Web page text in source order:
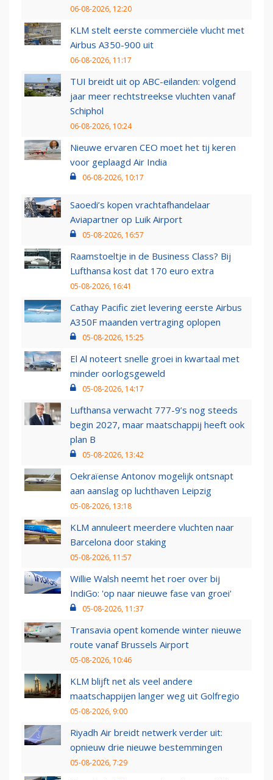
06-08-2026, 12:20
KLM stelt eerste commerciële vlucht met
Airbus A350-900 uit
06-08-2026, 11:17
TUI breidt uit op ABC-eilanden: volgend
jaar meer rechtstreekse vluchten vanaf
Schiphol
06-08-2026, 10:24
Nieuwe ervaren CEO moet het tij keren
voor geplaagd Air India
06-08-2026, 10:17
Saoedi’s kopen vrachtafhandelaar
Aviapartner op Luik Airport
05-08-2026, 16:57
Raamstoeltje in de Business Class? Bij
Lufthansa kost dat 170 euro extra
05-08-2026, 16:41
Cathay Pacific ziet levering eerste Airbus
A350F maanden vertraging oplopen
05-08-2026, 15:25
El Al noteert snelle groei in kwartaal met
minder oorlogsgeweld
05-08-2026, 14:17
Lufthansa verwacht 777-9’s nog steeds
begin 2027, maar maatschappij heeft ook
plan B
05-08-2026, 13:42
Oekraïense Antonov mogelijk ontsnapt
aan aanslag op luchthaven Leipzig
05-08-2026, 13:18
KLM annuleert meerdere vluchten naar
Barcelona door staking
05-08-2026, 11:57
Willie Walsh neemt het roer over bij
IndiGo: 'op naar nieuwe fase van groei'
05-08-2026, 11:37
Transavia opent komende winter nieuwe
route vanaf Brussels Airport
05-08-2026, 10:46
KLM blijft net als veel andere
maatschappijen langer weg uit Golfregio
05-08-2026, 9:00
Riyadh Air breidt netwerk verder uit:
opnieuw drie nieuwe bestemmingen
05-08-2026, 7:29